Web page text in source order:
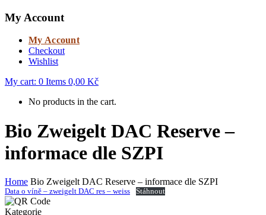
My Account
My Account
Checkout
Wishlist
My cart: 0 Items 0,00 Kč
No products in the cart.
Bio Zweigelt DAC Reserve –
informace dle SZPI
Home Bio Zweigelt DAC Reserve – informace dle SZPI
Data o víně – zweigelt DAC res – weiss Stáhnout
Kategorie